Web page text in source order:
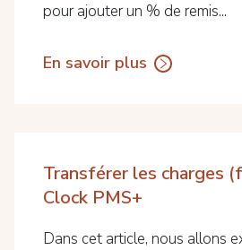
pour ajouter un % de remis...
En savoir plus
Transférer les charges
Clock PMS+
Dans cet article, nous allons